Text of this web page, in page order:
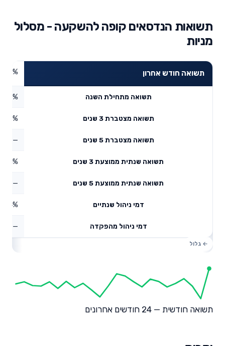
תשואות הנדסאים קופה להשקעה - מסלול
מניות
תשואה חודש אחרון
תשואה מתחילת השנה 8.3%
תשואה מצטברת 3 שנים
תשואה מצטברת 5 שנים —
תשואה שנתית ממוצעת 3 שנים
תשואה שנתית ממוצעת 5 שנים —
דמי ניהול שנתיים
דמי ניהול מהפקדה —
תשואה חודשית — 24 חודשים אחרונים